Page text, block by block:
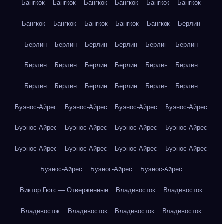
Бангкок Бангкок Бангкок Бангкок Бангкок Бангкок
Бангкок Бангкок Бангкок Бангкок Бангкок Берлин
Берлин Берлин Берлин Берлин Берлин Берлин
Берлин Берлин Берлин Берлин Берлин Берлин
Берлин Берлин Берлин Берлин Берлин Берлин
Буэнос-Айрес Буэнос-Айрес Буэнос-Айрес Буэнос-Айрес
Буэнос-Айрес Буэнос-Айрес Буэнос-Айрес Буэнос-Айрес
Буэнос-Айрес Буэнос-Айрес Буэнос-Айрес Буэнос-Айрес
Буэнос-Айрес Буэнос-Айрес Буэнос-Айрес
Виктор Гюго — Отверженные Владивосток Владивосток
Владивосток Владивосток Владивосток Владивосток